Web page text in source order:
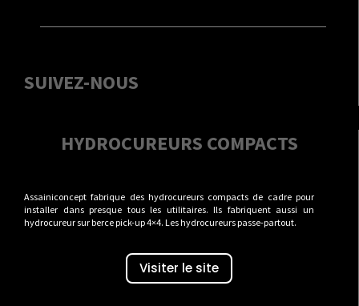
SUIVEZ-NOUS
HYDROCUREURS COMPACTS
Assainiconcept fabrique des hydrocureurs compacts de cadre pour
installer dans presque tous les utilitaires. Ils fabriquent aussi un
hydrocureur sur berce pick-up 4×4. Les hydrocureurs passe-partout.
Visiter le site